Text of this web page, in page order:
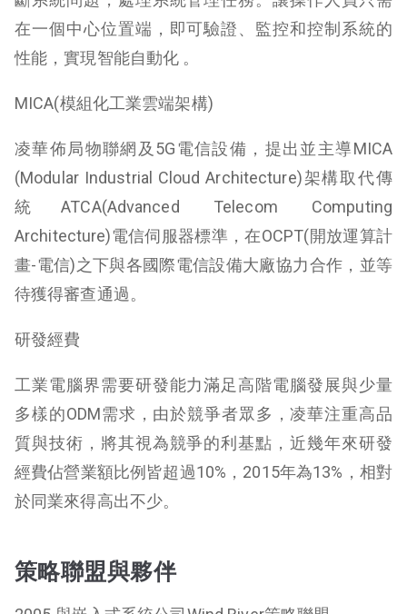
在一個中心位置端，即可驗證、監控和控制系統的
性能，實現智能自動化 。
MICA(模組化工業雲端架構)
凌華佈局物聯網及5G電信設備，提出並主導MICA
(Modular Industrial Cloud Architecture)架構取代傳
統ATCA(Advanced Telecom Computing
Architecture)電信伺服器標準，在OCPT(開放運算計
畫-電信)之下與各國際電信設備大廠協力合作，並等
待獲得審查通過。
研發經費
工業電腦界需要研發能力滿足高階電腦發展與少量
多樣的ODM需求，由於競爭者眾多，凌華注重高品
質與技術，將其視為競爭的利基點，近幾年來研發
經費佔營業額比例皆超過10%，2015年為13%，相對
於同業來得高出不少。
策略聯盟與夥伴